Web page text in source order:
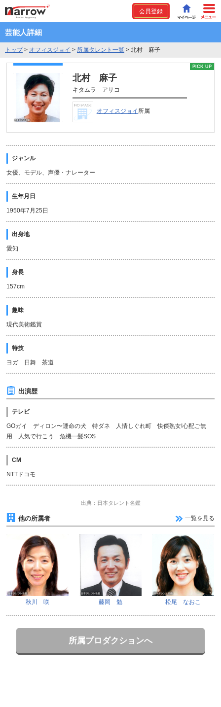
会員登録
芸能人詳細
トップ> オフィスジョイ > 所属タレント一覧 > 北村 麻子
PICK UP
北村 麻子
キタムラ アサコ
オフィスジョイ 所属
ジャンル
女優、モデル、声優・ナレーター
生年月日
1950年7月25日
出身地
愛知
身長
157cm
趣味
現代美術鑑賞
特技
ヨガ 日舞 茶道
出演歴
テレビ
GOガイ ディロン〜運命の犬 特ダネ 人情しぐれ町 快傑熟女!心配ご無
用 人気で行こう 危機一髪SOS
CM
NTTドコモ
出典：日本タレント名鑑
他の所属者 一覧を見る
秋川 咲 藤岡 勉 松尾 なおこ
所属プロダクションへ